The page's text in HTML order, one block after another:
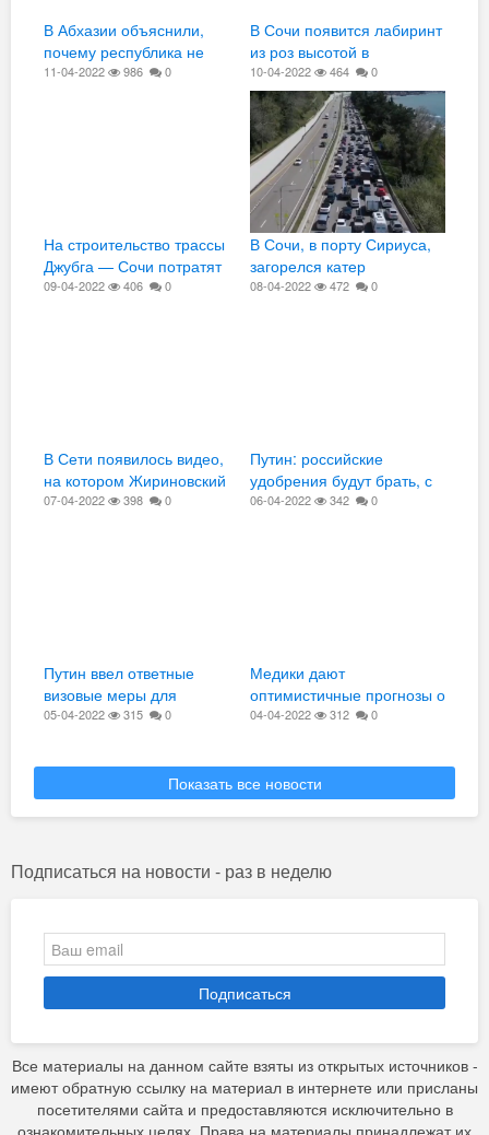
В Абхазии объяснили,
почему республика не
хочет вступать в состав
11-04-2022 986 0
В Сочи появится лабиринт
из роз высотой в
человеческий рост (Видео)
10-04-2022 464 0
На строительство трассы
Джубга — Сочи потратят
1,4 трлн рублей
09-04-2022 406 0
В Сочи, в порту Сириуса,
загорелся катер
Росгвардии
08-04-2022 472 0
В Сети появилось видео,
на котором Жириновский
предсказал собственные
07-04-2022 398 0
Путин: российские
удобрения будут брать, с
голода никто умирать не
06-04-2022 342 0
Путин ввел ответные
визовые меры для
недружественных стран
05-04-2022 315 0
Медики дают
оптимистичные прогнозы о
состоянии здоровья
04-04-2022 312 0
Показать все новости
Подписаться на новости - раз в неделю
Подписаться
Все материалы на данном сайте взяты из открытых источников -
имеют обратную ссылку на материал в интернете или присланы
посетителями сайта и предоставляются исключительно в
ознакомительных целях. Права на материалы принадлежат их